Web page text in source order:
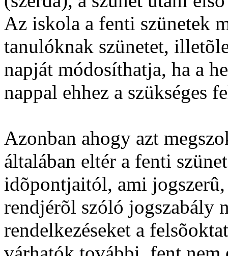
Az iskola a fenti szünetek
tanulóknak szünetet,
napját módosíthatja, ha a
nappal ehhez a szükséges
Azonban ahogy azt
általában eltér a fenti
idõpontjaitól, ami
rendjérõl szóló jogszabály
rendelkezéseket a